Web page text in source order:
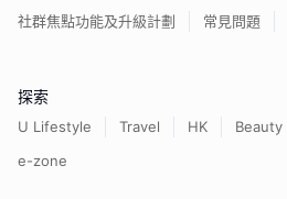
社群焦點功能及升級計劃
常見問題
探索
U Lifestyle Travel HK Beauty
e-zone